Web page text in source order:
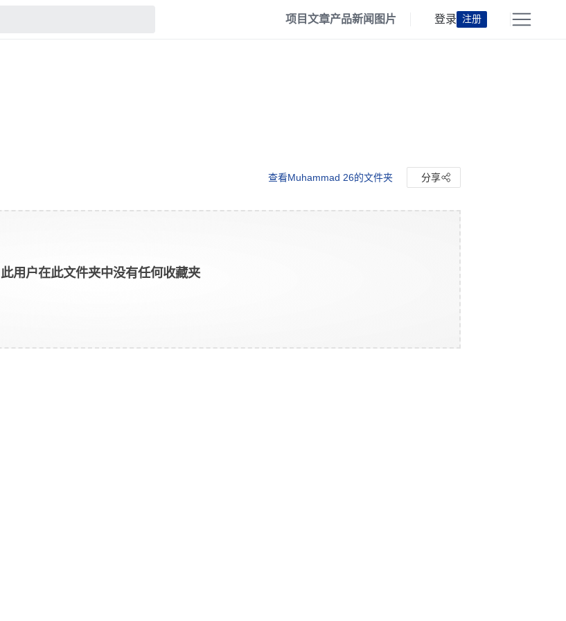
项目文章产品新闻 图片 登录 注册
查看Muhammad 26的文件夹 分享
此用户在此文件夹中没有任何收藏夹